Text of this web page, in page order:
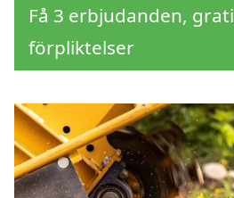
Få 3 erbjudanden,
förpliktelser